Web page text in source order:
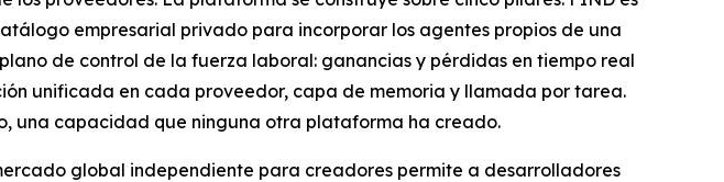
empresarial privado para incorporar los agentes propios de una
de control de la fuerza laboral: ganancias y pérdidas en tiempo real
unificada en cada proveedor, capa de memoria y llamada por tarea.
una capacidad que ninguna otra plataforma ha creado.
global independiente para creadores permite a desarrolladores